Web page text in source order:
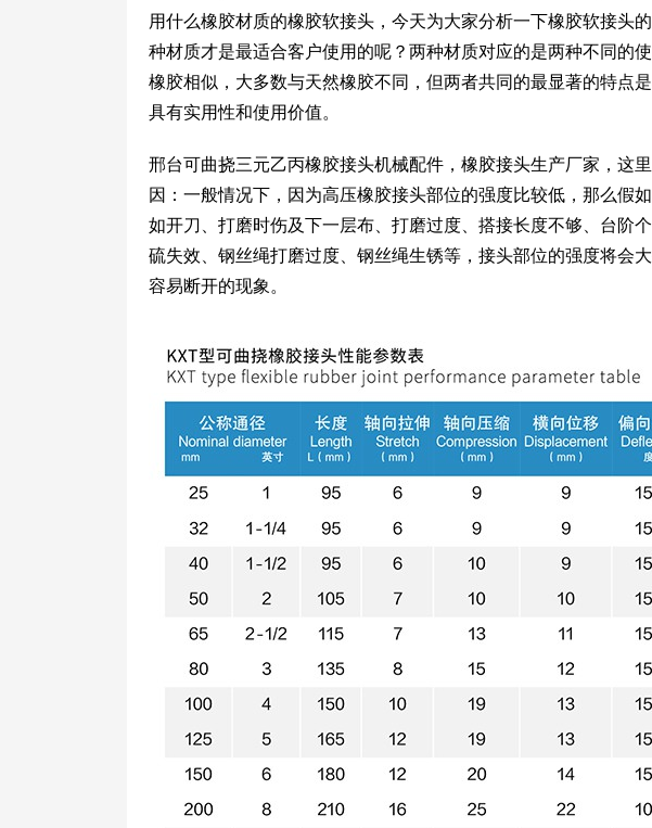
用什么橡胶材质的橡胶软接头，今天为大家分析一下橡胶软接头
种材质才是最适合客户使用的呢？两种材质对应的是两种不同的
橡胶相似，大多数与天然橡胶不同，但两者共同的最显著的特点
具有实用性和使用价值。
邢台可曲挠三元乙丙橡胶接头机械配件，橡胶接头生产厂家，这
因：一般情况下，因为高压橡胶接头部位的强度比较低，那么假
如开刀、打磨时伤及下一层布、打磨过度、搭接长度不够、台阶
硫失效、钢丝绳打磨过度、钢丝绳生锈等，接头部位的强度将会
容易断开的现象。